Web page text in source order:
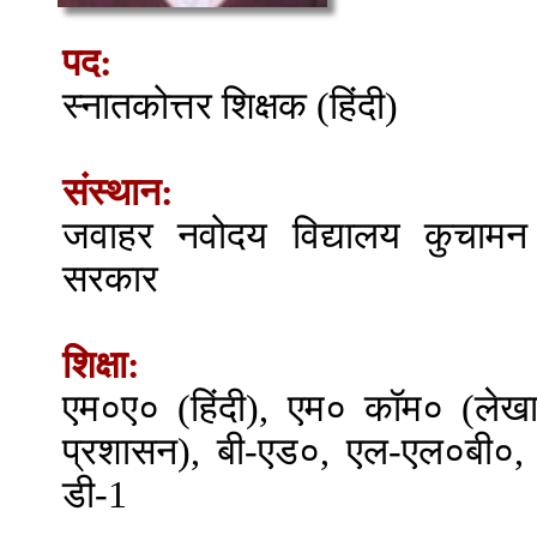
पद:
स्नातकोत्तर शिक्षक (हिंदी)
संस्थान:
जवाहर नवोदय विद्यालय कुचामन
सरकार
शिक्षा:
एम०ए० (हिंदी), एम० कॉम०
प्रशासन), बी-एड०, एल-
डी-1